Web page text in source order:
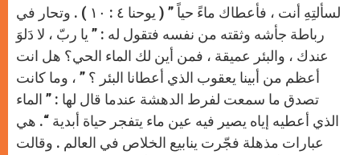
لسألتِهِ أنت ، فأعطاك ماءً حياً ” ( يوحنا ٤ : ١٠ ) . وتحار في
رباطة جأشه وثقته من نفسه فتقول له : ” يا ربّ ، لا دَلوَ
عندك ، والبئر عميقة ، فمن أين لك الماء الحي؟ هل انت
أعظم من أبينا يعقوب الذي أعطانا البئر ؟ ” ، وما كانت
تصدق ما سمعت لفرط الدهشة عندما قال لها : ” الماء
الذي أعطيه إياه يصير فيه عين ماء يتفجر حياة أبدية “. هي
عبارات مذهلة فجّرت ينابيع الخلاص في العالم . وقالت